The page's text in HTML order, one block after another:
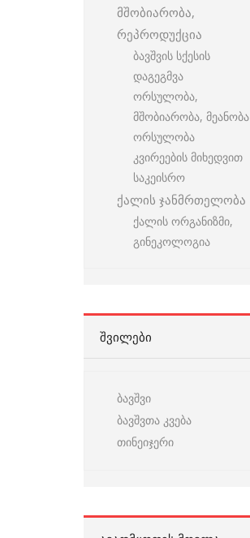
მშობიარობა,
რეპროდუქცია
ბავშვის სქესის
დაგეგმვა
ორსულობა,
მშობიარობა, მეანობა
ორსულობა
კვირეების მიხედვით
საკეისრო
ქალის ჯანმრთელობა
ქალის ორგანიზმი,
გინეკოლოგია
ᲨᲕᲘᲚᲔᲑᲘ
ბავშვი
ბავშვთა კვება
თინეიჯერი